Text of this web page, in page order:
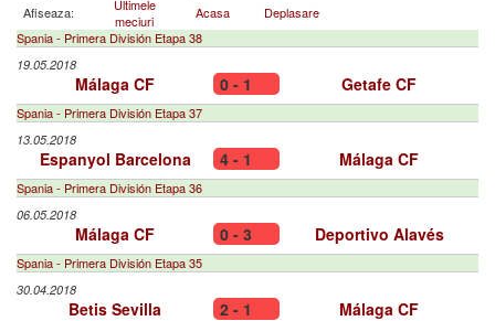
Afiseaza:
Ultimele
meciuri
Acasa
Deplasare
Spania - Primera División Etapa 38
19.05.2018
Málaga CF 0 - 1 Getafe CF
Spania - Primera División Etapa 37
13.05.2018
Espanyol Barcelona 4 - 1 Málaga CF
Spania - Primera División Etapa 36
06.05.2018
Málaga CF 0 - 3 Deportivo Alavés
Spania - Primera División Etapa 35
30.04.2018
Betis Sevilla 2 - 1 Málaga CF